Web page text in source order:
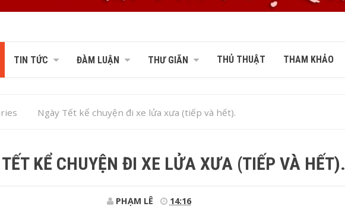
TIN TỨC ĐÀM LUẬN THƯ GIÃN THỦ THUẬT THAM KHẢO
Ngày Tết kể chuyện đi xe lửa xưa (tiếp và hết).
TẾT KỂ CHUYỆN ĐI XE LỬA XƯA (TIẾP VÀ HẾT).
PHẠM LÊ 14:16